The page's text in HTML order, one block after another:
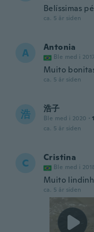
Belíssimas
ca. 5 år siden
A Antonia
Ble med i
Muito
ca. 5 år siden
浩 浩子
Ble med i 2020 ·
ca. 5 år siden
C Cristina
Ble med i
Muito
ca. 5 år siden